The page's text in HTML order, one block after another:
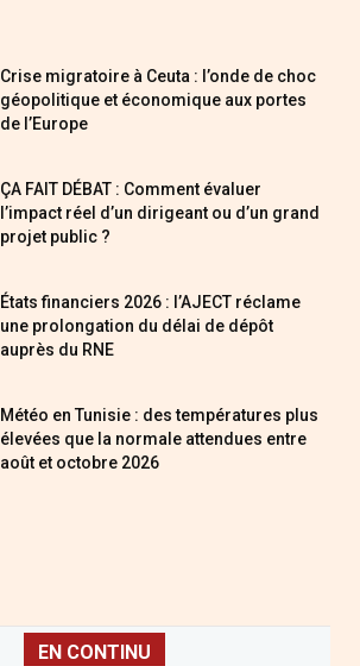
Crise migratoire à Ceuta : l’onde de choc
géopolitique et économique aux portes
de l’Europe
ÇA FAIT DÉBAT : Comment évaluer
l’impact réel d’un dirigeant ou d’un grand
projet public ?
États financiers 2026 : l’AJECT réclame
une prolongation du délai de dépôt
auprès du RNE
Météo en Tunisie : des températures plus
élevées que la normale attendues entre
août et octobre 2026
EN CONTINU